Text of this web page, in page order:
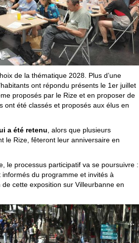
de la thématique 2028. Plus d’une
ont répondu présents le 1er juillet
proposés par le Rize et en proposer de
ont été classés et proposés aux élus en
a été retenu , alors que plusieurs
le Rize, fêteront leur anniversaire en
le processus participatif va se poursuivre :
du programme et invités à
cette exposition sur Villeurbanne en